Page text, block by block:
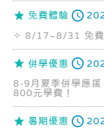
免費體驗
✧ 8/17~8/31 免費
併學優惠
8-9月夏季併學應
800元學費！
暑期優惠